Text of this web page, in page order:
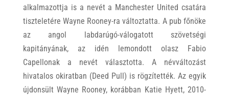
alkalmazottja is a nevét a Manchester United csatára
tiszteletére Wayne Rooney-ra változtatta. A pub főnöke
az angol labdarúgó-válogatott szövetségi
kapitányának, az idén lemondott olasz Fabio
Capellonak a nevét választotta. A névváltozást
hivatalos okiratban (Deed Pull) is rögzítették. Az egyik
újdonsült Wayne Rooney, korábban Katie Hyett, 2010-